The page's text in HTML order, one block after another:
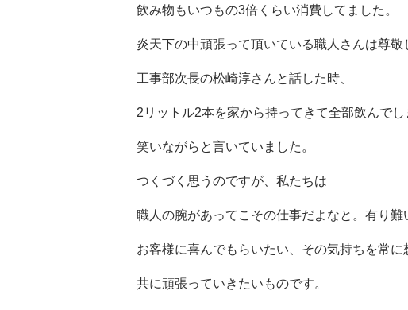
飲み物もいつもの3倍くらい消費してました。
炎天下の中頑張って頂いている職人さんは尊敬
工事部次長の松崎淳さんと話した時、
2リットル2本を家から持ってきて全部飲んでし
笑いながらと言いていました。
つくづく思うのですが、私たちは
職人の腕があってこその仕事だよなと。有り難
お客様に喜んでもらいたい、その気持ちを常に
共に頑張っていきたいものです。